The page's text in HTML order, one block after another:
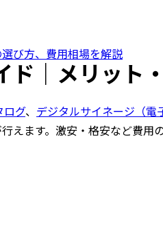
び方、費用相場を解説
ド｜メリット
ログ、 デジタルサイネージ（電
ます。激安・格安など費